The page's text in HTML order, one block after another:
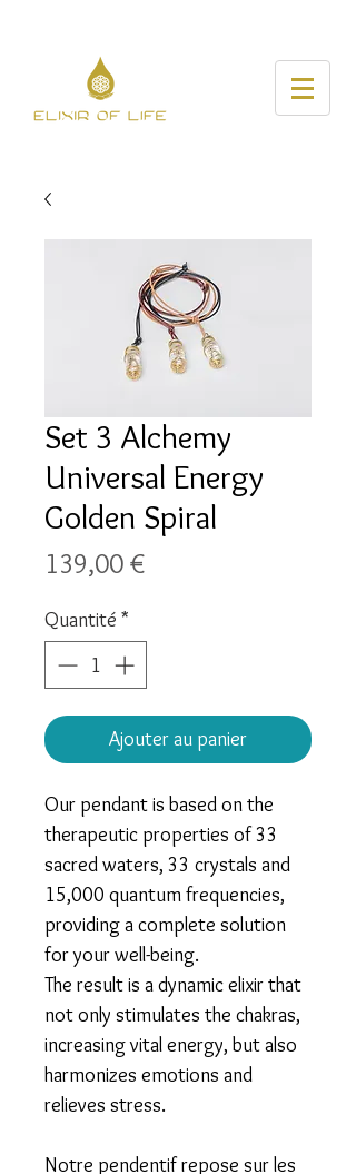
Set 3 Alchemy
Universal Energy
Golden Spiral
139,00 €Prix
Quantité *
Ajouter au panier
Our pendant is based on the
therapeutic properties of33
sacred waters, 33 crystals and
15,000 quantum frequencies,
providing a complete solution
for your well-being.
​The result is a dynamic elixir that
not only stimulates the chakras,
increasing vital energy, but also
harmonizes emotions and
relieves stress.
Notre pendentif repose sur les